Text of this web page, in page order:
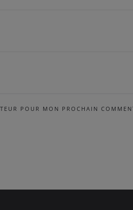
POUR MON PROCHAIN